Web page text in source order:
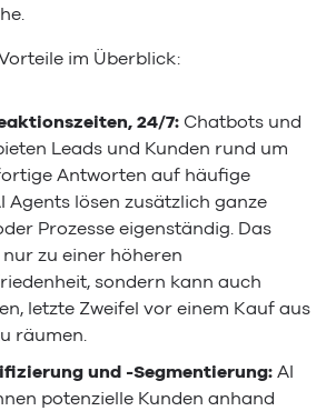
im Überblick:
24/7: Chatbots und
Leads und Kunden rund um
Antworten auf häufige
Agents lösen zusätzlich ganze
Prozesse eigenständig. Das
zu einer höheren
sondern kann auch
letzte Zweifel vor einem Kauf aus
räumen.
und -Segmentierung:AI
potenzielle Kunden anhand